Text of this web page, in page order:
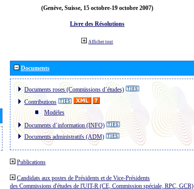
(Genève, Suisse, 15 octobre-19 octobre 2007)
Livre des Résolutions
Afficher tout
Documents
Documents roses (Commissions d´études)
Contributions
Modèles
Documents d´information (INFO)
Documents administratifs (ADM)
Publications
Candidats aux postes de Présidents et de Vice-Présidents
des Commissions d'études de l'UIT-R (CE, Commission spéciale, RPC, GCR)